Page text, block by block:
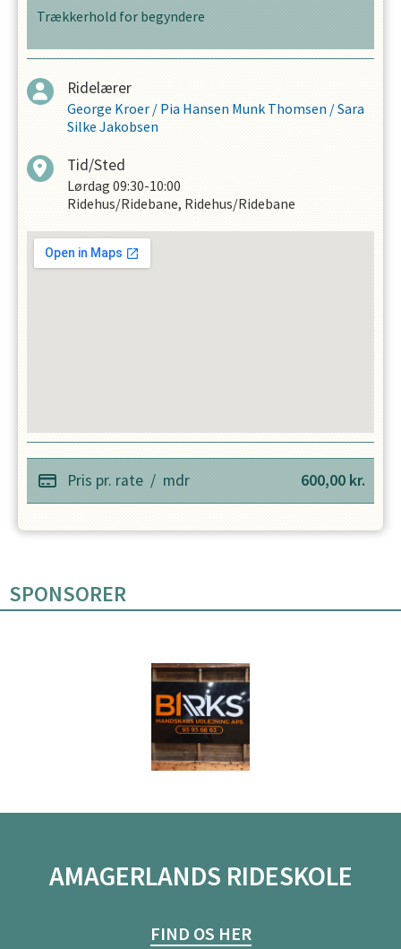
Trækkerhold for begyndere
Ridelærer
George Kroer/ Pia Hansen Munk Thomsen/Sara
Silke Jakobsen
Tid/Sted
Lørdag09:30-10:00
Ridehus/Ridebane, Ridehus/Ridebane
Pris pr. rate/ mdr 600,00 kr.
SPONSORER
AMAGERLANDS RIDESKOLE
FIND OS HER